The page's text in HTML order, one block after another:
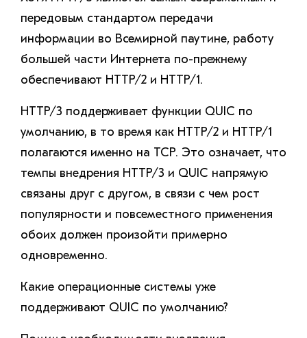
передовым стандартом передачи
информации во Всемирной паутине, работу
большей части Интернета по-прежнему
обеспечивают HTTP/2 и HTTP/1.
HTTP/3 поддерживает функции QUIC по
умолчанию, в то время как HTTP/2 и HTTP/1
полагаются именно на TCP. Это означает, что
темпы внедрения HTTP/3 и QUIC напрямую
связаны друг с другом, в связи с чем рост
популярности и повсеместного применения
обоих должен произойти примерно
одновременно.
Какие операционные системы уже
поддерживают QUIC по умолчанию?